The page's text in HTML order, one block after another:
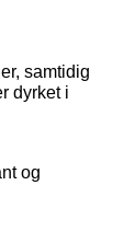
samtidig
dyrket i
og